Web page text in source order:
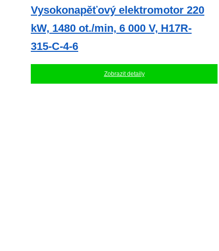
Vysokonapěťový elektromotor 220
kW, 1480 ot./min, 6 000 V, H17R-
315-C-4-6
Zobrazit detaily